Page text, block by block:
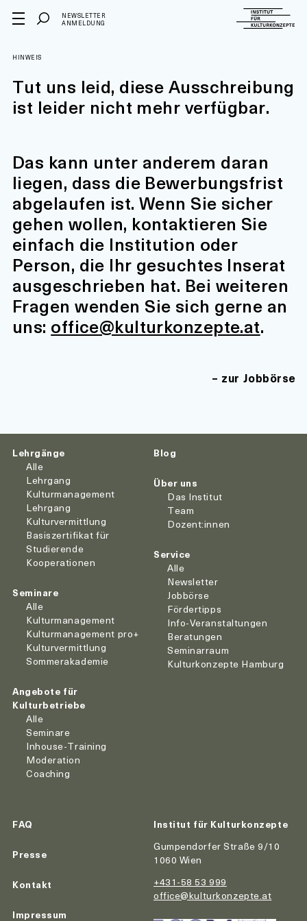
NEWSLETTER
ANMELDUNG
HINWEIS
Tut uns leid, diese Ausschreibung
ist leider nicht mehr verfügbar.
Das kann unter anderem daran
liegen, dass die Bewerbungsfrist
abgelaufen ist. Wenn Sie sicher
gehen wollen, kontaktieren Sie
einfach die Institution oder
Person, die Ihr gesuchtes Inserat
ausgeschrieben hat. Bei weiteren
Fragen wenden Sie sich gerne an
uns: office@kulturkonzepte.at.
zur Jobbörse
Lehrgänge
Alle
Lehrgang
Kulturmanagement
Lehrgang
Kulturvermittlung
Basiszertifikat für
Studierende
Kooperationen
Seminare
Alle
Kulturmanagement
Kulturmanagement pro+
Kulturvermittlung
Sommerakademie
Angebote für
Kulturbetriebe
Alle
Seminare
Inhouse-Training
Moderation
Coaching
Blog
Über uns
Das Institut
Team
Dozent:innen
Service
Alle
Newsletter
Jobbörse
Fördertipps
Info-Veranstaltungen
Beratungen
Seminarraum
Kulturkonzepte Hamburg
FAQ
Presse
Kontakt
Impressum
Institut für Kulturkonzepte
Gumpendorfer Straße 9/10
1060 Wien
+431-58 53 999
office@kulturkonzepte.at